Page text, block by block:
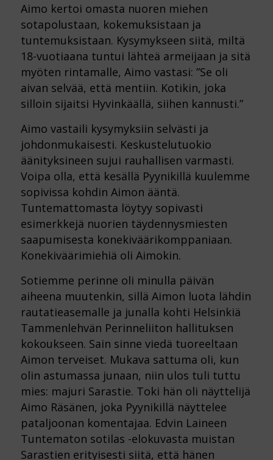
Aimo kertoi omasta nuoren miehen
sotapolustaan, kokemuksistaan ja
tuntemuksistaan. Kysymykseen siitä, miltä
18-vuotiaana tuntui lähteä armeijaan ja sitä
myöten rintamalle, Aimo vastasi: ”Se oli
aivan selvää, että mentiin. Kotikin, joka
silloin sijaitsi Hyvinkäällä, siihen kannusti.”
Aimo vastaili kysymyksiin selvästi ja
johdonmukaisesti. Keskustelutuokio
äänityksineen sujui rauhallisen varmasti.
Voipa olla, että kesällä Pyynikillä kuulemme
sopivissa kohdin Aimon ääntä.
Tuntemattomasta löytyy sopivasti
esimerkkejä nuorien täydennysmiesten
saapumisesta konekiväärikomppaniaan.
Konekiväärimiehiä oli Aimokin.
Sotiemme perinne oli minulla päivän
aiheena muutenkin, sillä Aimon luota lähdin
rautatieasemalle ja junalla kohti Helsinkiä
Tammenlehvän Perinneliiton hallituksen
kokoukseen. Sain sinne viedä tuoreeltaan
Aimon terveiset. Mukava sattuma oli, kun
olin astumassa junaan, niin ulos tuli tuttu
mies: majuri Sarastie. Toki hän oli näyttelijä
Aimo Räsänen, joka Pyynikillä näyttelee
pataljoonan komentajaa. Edvin Laineen
Tuntematon sotilas -elokuvasta muistan
Sarastien erityisesti siitä, että hänen